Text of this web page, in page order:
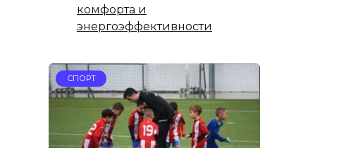
комфорта и
энергоэффективности
СПОРТ